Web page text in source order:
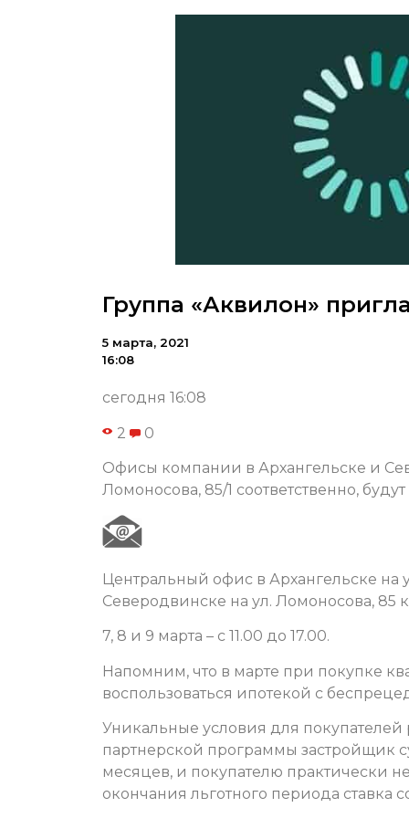
Группа «Аквилон»
5 марта, 2021
16:08
сегодня 16:08
2 0
Офисы компании в Архангельске и
Ломоносова, 85/1 соответственно,
Центральный офис в Архангельске на
Северодвинске на ул. Ломоносова, 85
7, 8 и 9 марта – с 11.00 до 17.00.
Напомним, что в марте при покупке
воспользоваться ипотекой с
Уникальные условия для
партнерской программы застройщик
месяцев, и покупателю практически
окончания льготного периода ставка